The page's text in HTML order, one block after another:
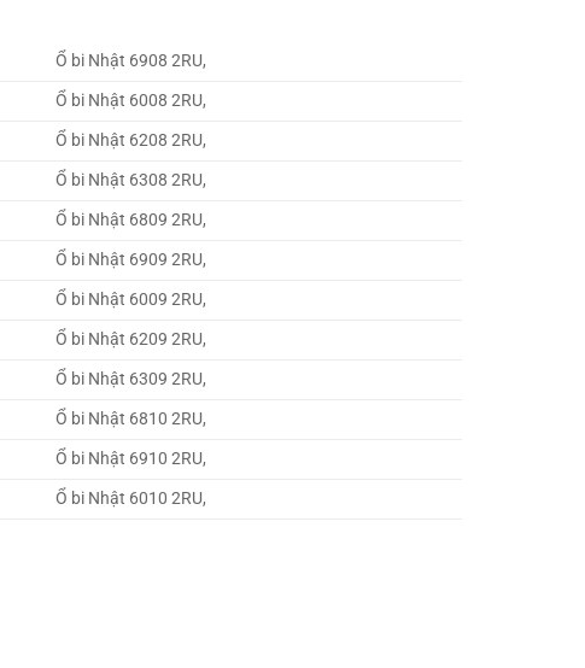
Ổ bi Nhật 6908 2RU,
Ổ bi Nhật 6008 2RU,
Ổ bi Nhật 6208 2RU,
Ổ bi Nhật 6308 2RU,
Ổ bi Nhật 6809 2RU,
Ổ bi Nhật 6909 2RU,
Ổ bi Nhật 6009 2RU,
Ổ bi Nhật 6209 2RU,
Ổ bi Nhật 6309 2RU,
Ổ bi Nhật 6810 2RU,
Ổ bi Nhật 6910 2RU,
Ổ bi Nhật 6010 2RU,